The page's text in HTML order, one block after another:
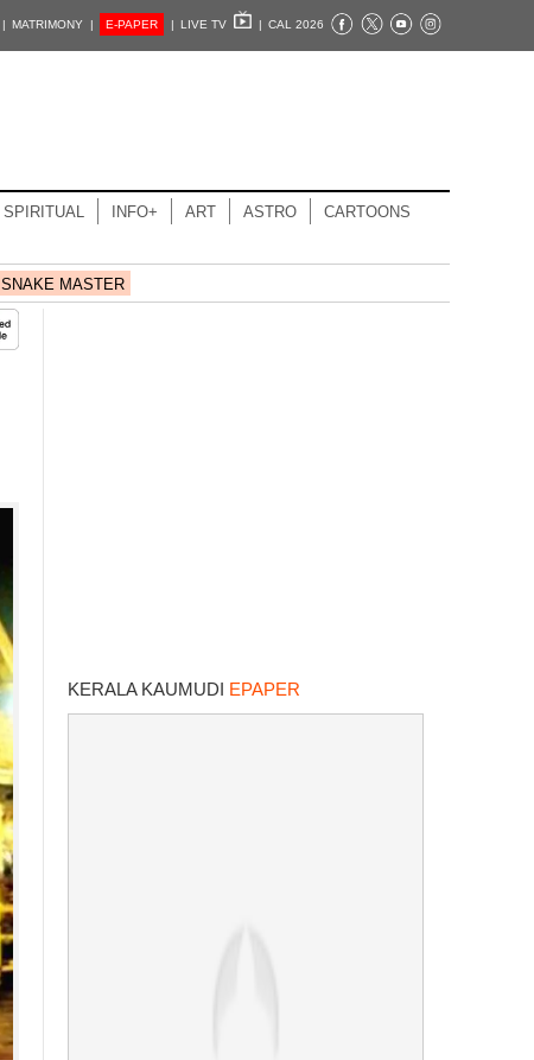
| MATRIMONY | E-PAPER | LIVE TV | CAL 2026
SPIRITUAL INFO+ ART ASTRO CARTOONS
SNAKE MASTER
KERALA KAUMUDI EPAPER